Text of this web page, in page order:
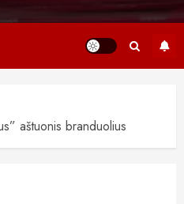
aštuonis branduolius